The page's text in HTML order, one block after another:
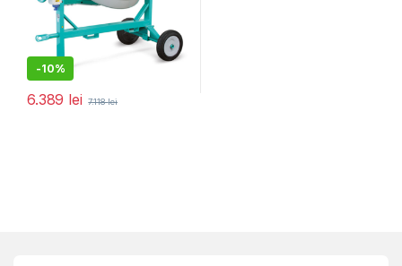
-10%
6.389 lei 7.118lei